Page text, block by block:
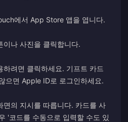
에서 App Store 앱을 엽니다.
이나 사진을 클릭합니다.
하려면 클릭하세요. 기프트 카드
으면 Apple ID로 로그인하세요.
면의 지시를 따릅니다. 카드를 사
'코드를 수동으로 입력할 수도 있